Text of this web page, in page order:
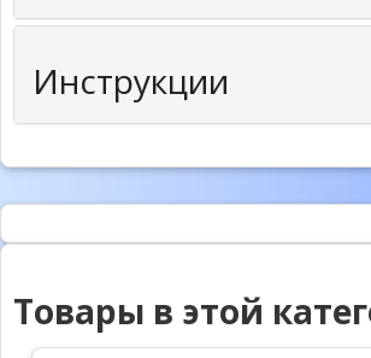
Инструкции
Товары в этой